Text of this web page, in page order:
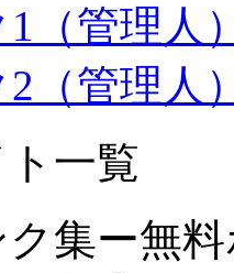
（管理人
（管理人
一覧
ク集ー無